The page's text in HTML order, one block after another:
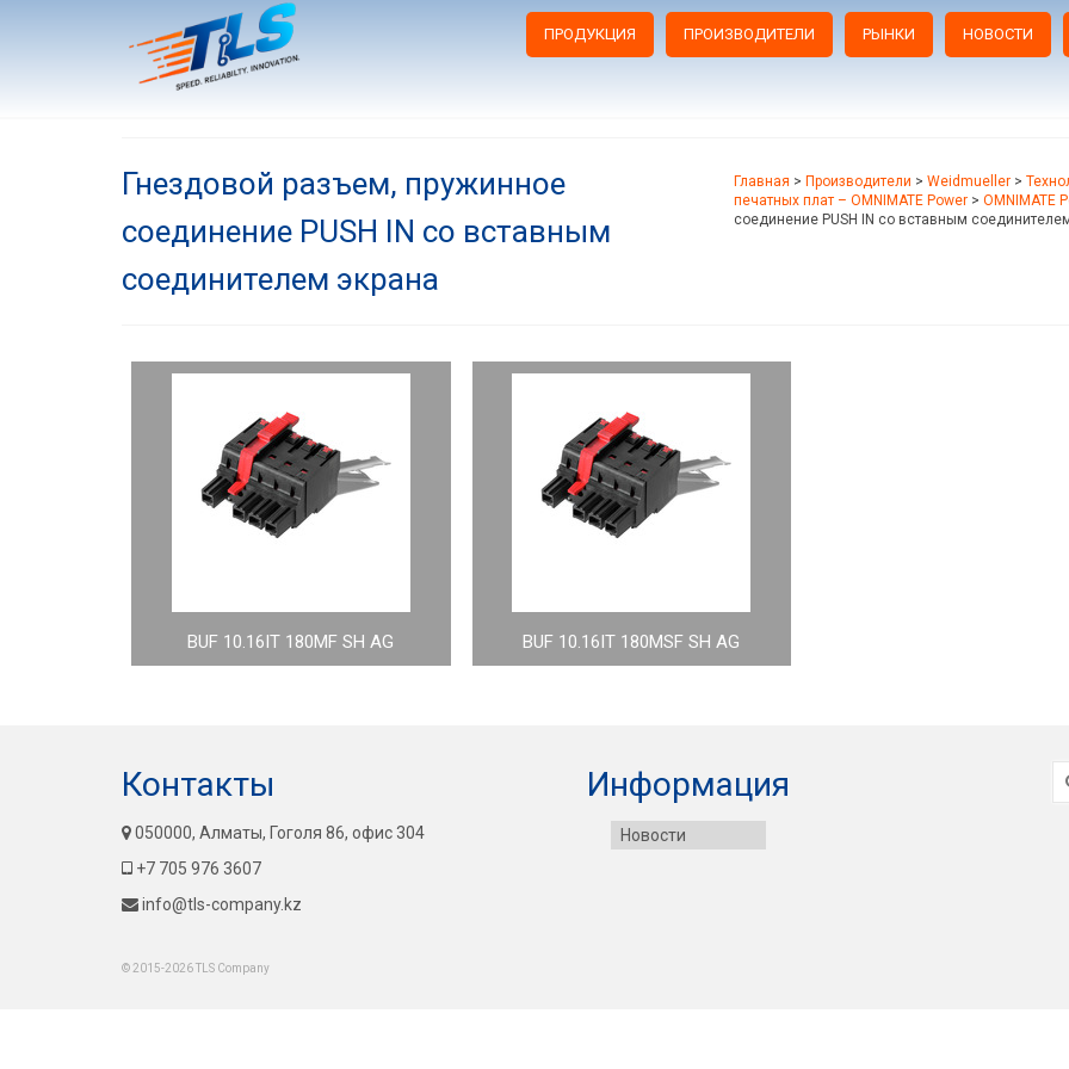
ПРОДУКЦИЯ ПРОИЗВОДИТЕЛИ РЫНКИ НОВОСТИ
Гнездовой разъем, пружинное
соединение PUSH IN со вставным
соединителем экрана
Главная > Производители > Weidmueller >
печатных плат – OMNIMATE Power > OMNIMATE
соединение PUSH IN со вставным
BUF 10.16IT 180MF SH AG BUF 10.16IT 180MSF SH AG
Контакты
050000, Алматы, Гоголя 86, офис 304
+7 705 976 3607
info@tls-company.kz
Информация
Новости
© 2015-2026 TLS Company